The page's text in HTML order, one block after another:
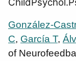
González-
C, García T,
of